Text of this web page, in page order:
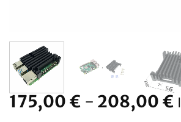
175,00 € - 208,00 €